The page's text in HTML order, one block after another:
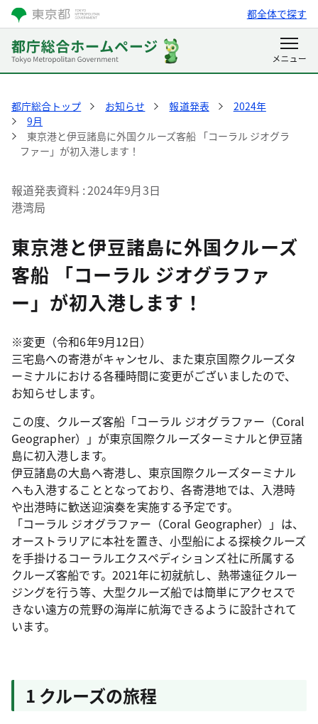
都全体で探す
都庁総合トップ お知らせ 報道発表
2024年
9月
東京港と伊豆諸島に外国クルーズ客船 「コーラル ジオグラ
ファー」が初入港します！
報道発表資料 2024年9月3日
港湾局
東京港と伊豆諸島に外国クルーズ
客船 「コーラル ジオグラファ
ー」が初入港します！
※変更（令和6年9月12日）
三宅島への寄港がキャンセル、また東京国際クルーズタ
ーミナルにおける各種時間に変更がございましたので、
お知らせします。
この度、クルーズ客船「コーラル ジオグラファー（Coral
Geographer）」が東京国際クルーズターミナルと伊豆諸
島に初入港します。
伊豆諸島の大島へ寄港し、東京国際クルーズターミナル
へも入港することとなっており、各寄港地では、入港時
や出港時に歓送迎演奏を実施する予定です。
「コーラル ジオグラファー（Coral Geographer）」は、
オーストラリアに本社を置き、小型船による探検クルーズ
を手掛けるコーラルエクスペディションズ社に所属する
クルーズ客船です。2021年に初就航し、熱帯遠征クルー
ジングを行う等、大型クルーズ船では簡単にアクセスで
きない遠方の荒野の海岸に航海できるように設計されて
います。
1 クルーズの旅程